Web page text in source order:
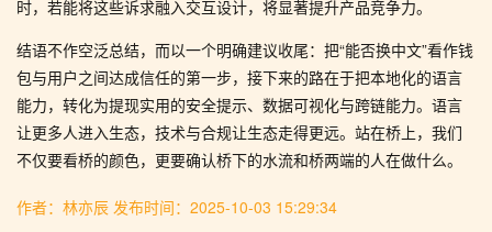
时，若能将这些诉求融入交互设计，将显著提升产品竞争力。
结语不作空泛总结，而以一个明确建议收尾：把“能否换中文”看作钱
包与用户之间达成信任的第一步，接下来的路在于把本地化的语言
能力，转化为提现实用的安全提示、数据可视化与跨链能力。语言
让更多人进入生态，技术与合规让生态走得更远。站在桥上，我们
不仅要看桥的颜色，更要确认桥下的水流和桥两端的人在做什么。
作者：林亦辰 发布时间：2025-10-03 15:29:34